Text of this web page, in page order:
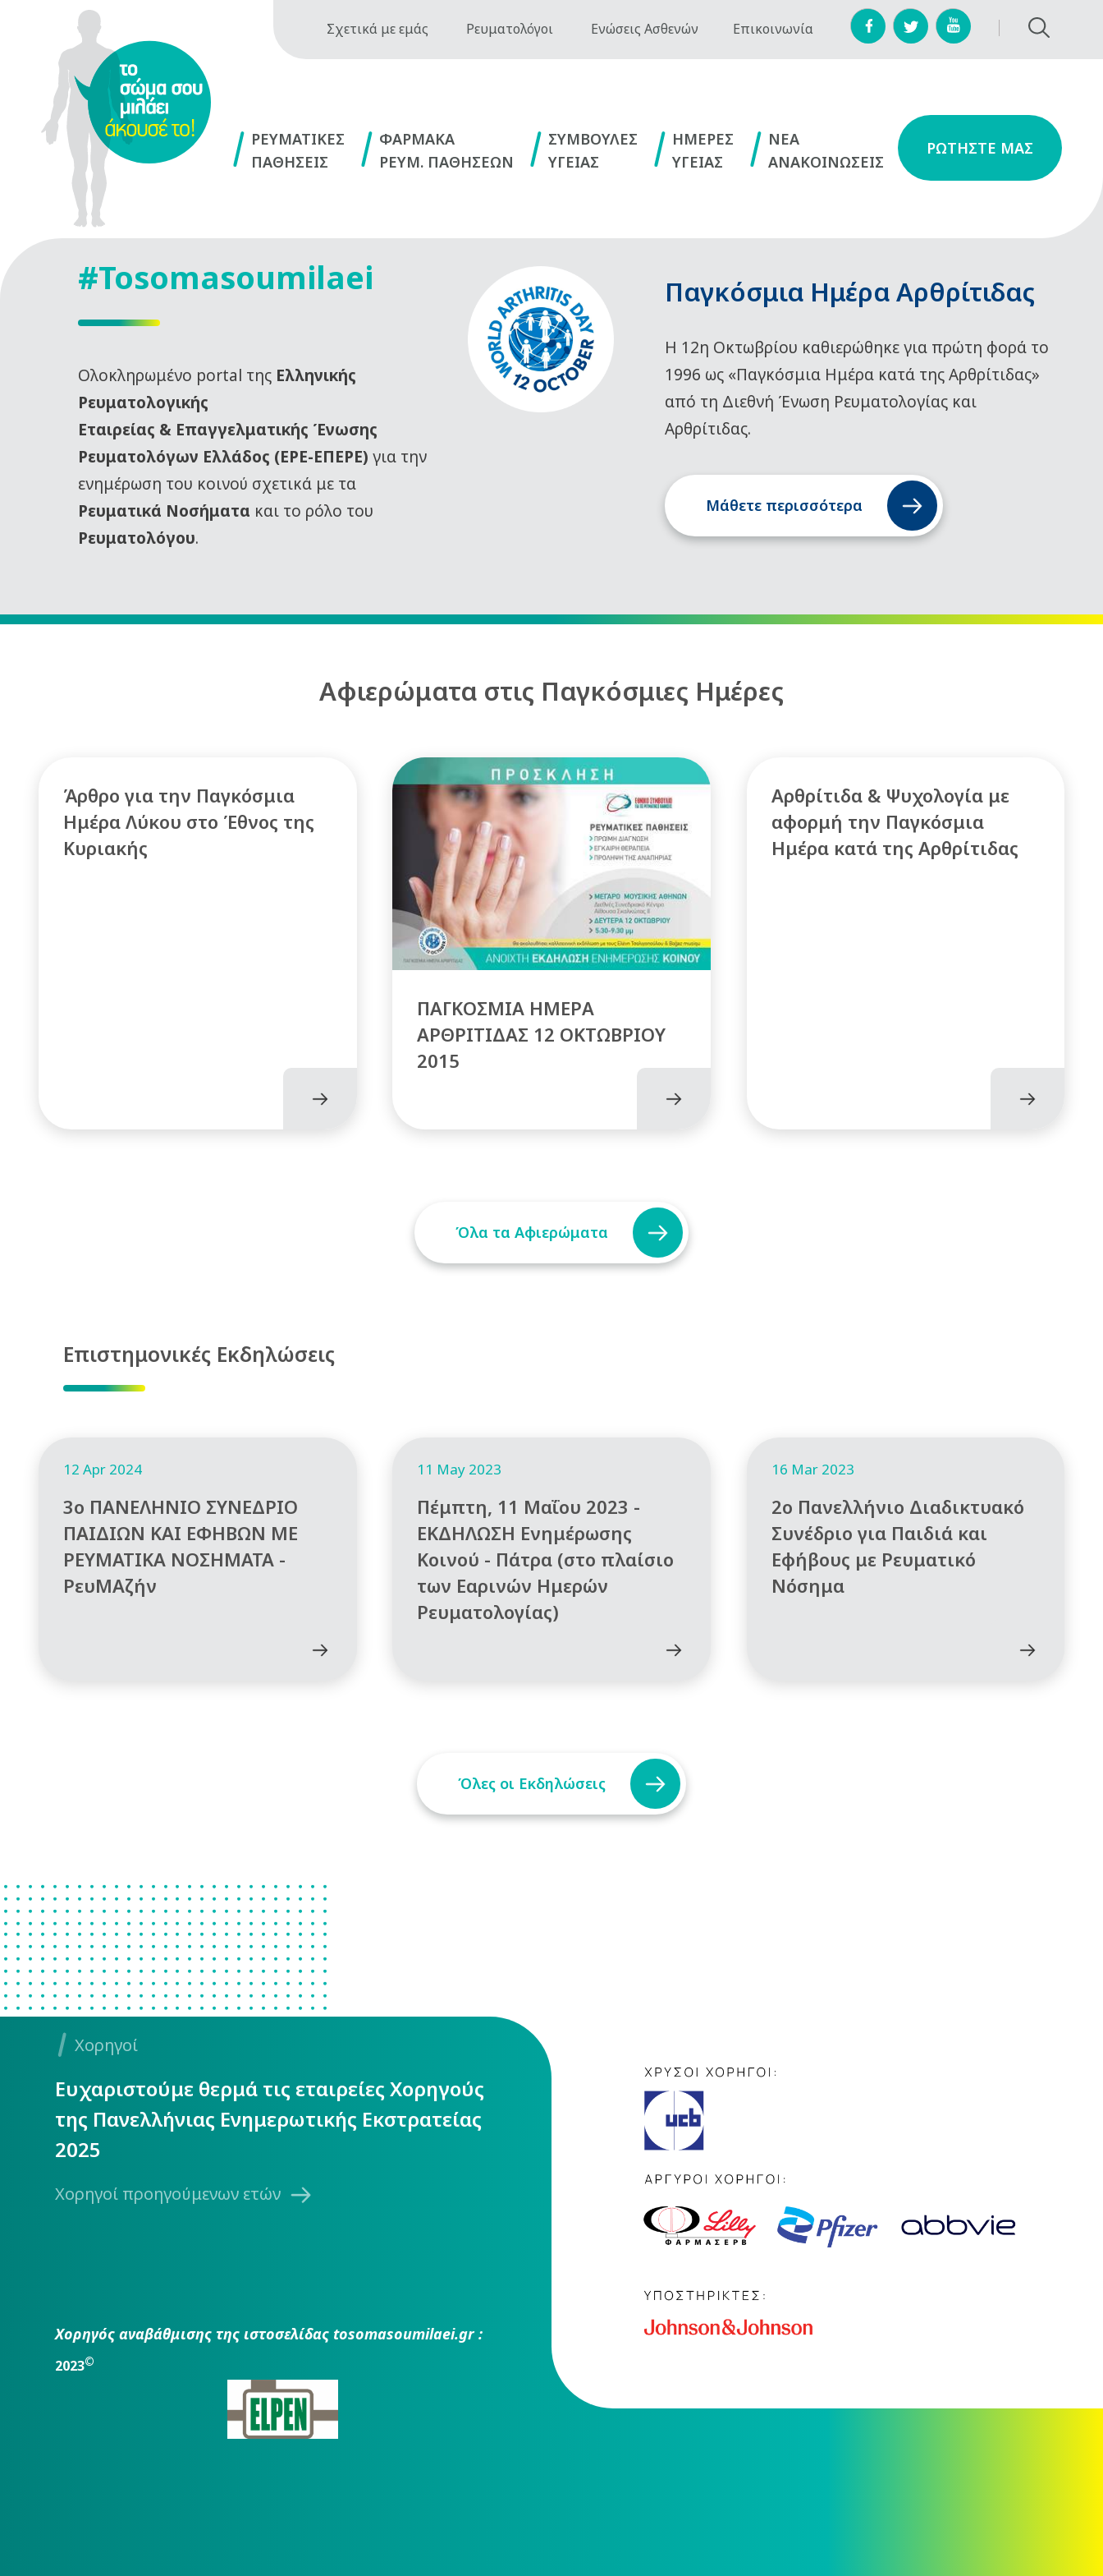
Σχετικά με εμάς Ρευματολόγοι Ενώσεις Ασθενών Επικοινωνία
ΡΕΥΜΑΤΙΚΕΣ
ΠΑΘΗΣΕΙΣ
ΦΑΡΜΑΚΑ
ΡΕΥΜ. ΠΑΘΗΣΕΩΝ
ΣΥΜΒΟΥΛΕΣ
ΥΓΕΙΑΣ
ΗΜΕΡΕΣ
ΥΓΕΙΑΣ
NEA
ΑΝΑΚΟΙΝΩΣΕΙΣ
ΡΩΤΗΣΤΕ ΜΑΣ
#Tosomasoumilaei
Oλοκληρωμένο portal της Ελληνικής
Ρευματολογικής
Εταιρείας & Επαγγελματικής Ένωσης
Ρευματολόγων Ελλάδος (ΕΡΕ-ΕΠΕΡΕ) για την
ενημέρωση του κοινού σχετικά με τα
Ρευματικά Νοσήματα και το ρόλο του
Ρευματολόγου.
Παγκόσμια Ημέρα Αρθρίτιδας
Η 12η Οκτωβρίου καθιερώθηκε για πρώτη φορά το
1996 ως «Παγκόσμια Ημέρα κατά της Αρθρίτιδας»
από τη Διεθνή Ένωση Ρευματολογίας και
Αρθρίτιδας.
Μάθετε περισσότερα
Αφιερώματα στις Παγκόσμιες Ημέρες
Άρθρο για την Παγκόσμια
Ημέρα Λύκου στο Έθνος της
Κυριακής
ΠΑΓΚΟΣΜΙΑ ΗΜΕΡΑ
ΑΡΘΡΙΤΙΔΑΣ 12 ΟΚΤΩΒΡΙΟΥ
2015
Αρθρίτιδα & Ψυχολογία με
αφορμή την Παγκόσμια
Ημέρα κατά της Αρθρίτιδας
Όλα τα Αφιερώματα
Επιστημονικές Εκδηλώσεις
12 Apr 2024
3ο ΠΑΝΕΛΗΝΙΟ ΣΥΝΕΔΡΙΟ
ΠΑΙΔΙΩΝ ΚΑΙ ΕΦΗΒΩΝ ΜΕ
ΡΕΥΜΑΤΙΚΑ ΝΟΣΗΜΑΤΑ -
ΡευΜΑζήν
11 May 2023
Πέμπτη, 11 Μαΐου 2023 -
ΕΚΔΗΛΩΣΗ Ενημέρωσης
Κοινού - Πάτρα (στο πλαίσιο
των Εαρινών Ημερών
Ρευματολογίας)
16 Mar 2023
2ο Πανελλήνιο Διαδικτυακό
Συνέδριο για Παιδιά και
Εφήβους με Ρευματικό
Νόσημα
Όλες οι Εκδηλώσεις
Χορηγοί
Ευχαριστούμε θερμά τις εταιρείες Χορηγούς
της Πανελλήνιας Ενημερωτικής Εκστρατείας
2025
Χορηγοί προηγούμενων ετών
Χορηγός αναβάθμισης της ιστοσελίδας tosomasoumilaei.gr :
2023©